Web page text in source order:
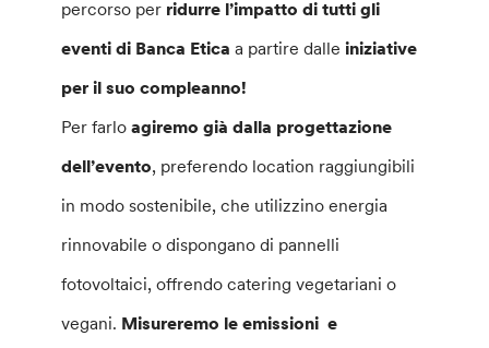
percorso per ridurre l’impatto di tutti gli
eventi di Banca Eticaa partire dalle iniziative
per il suo compleanno!
Per farloagiremo già dalla progettazione
dell’evento, preferendo location raggiungibili
in modo sostenibile, che utilizzino energia
rinnovabile o dispongano di pannelli
fotovoltaici, offrendo catering vegetariani o
vegani. Misureremo le emissioni e